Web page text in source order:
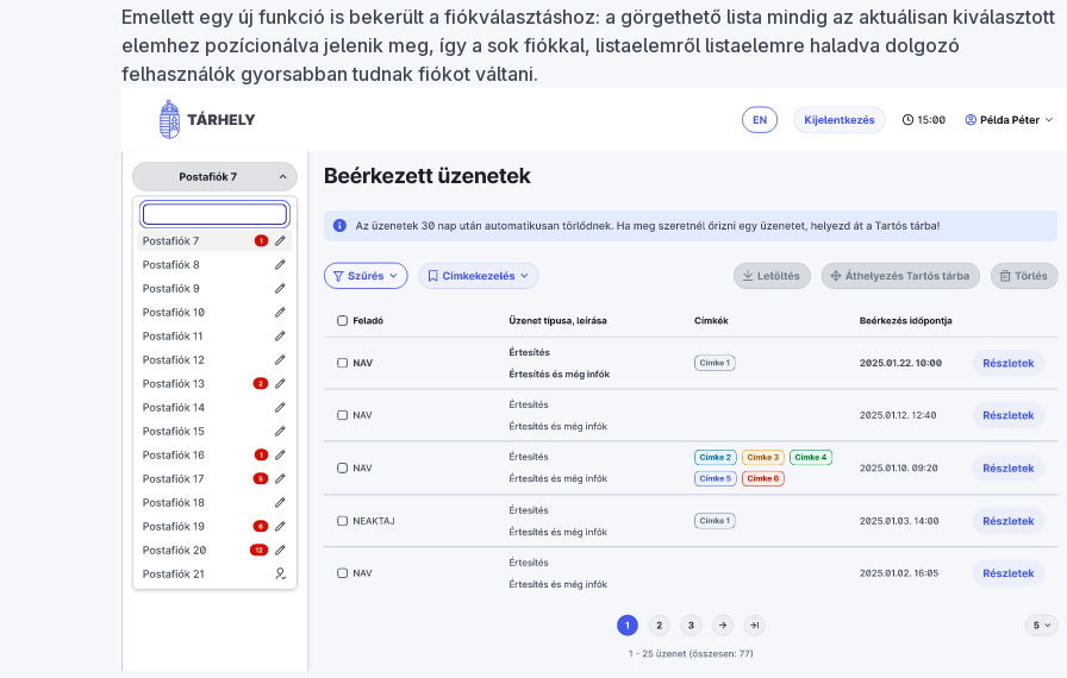
Emellett egy új funkció is bekerült a fiókválasztáshoz: a görgethető lista mindig az aktuálisan kiválasztott
elemhez pozícionálva jelenik meg, így a sok fiókkal, listaelemről listaelemre haladva dolgozó
felhasználók gyorsabban tudnak fiókot váltani.